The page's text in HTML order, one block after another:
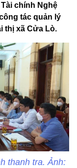
chính Nghệ
tác quản lý
thị xã Cửa Lò.
thanh tra. Ảnh: